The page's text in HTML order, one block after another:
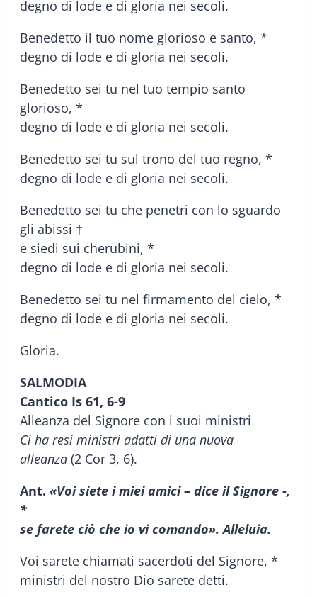
degno di lode e di gloria nei secoli.
Benedetto il tuo nome glorioso e santo, *
degno di lode e di gloria nei secoli.
Benedetto sei tu nel tuo tempio santo
glorioso, *
degno di lode e di gloria nei secoli.
Benedetto sei tu sul trono del tuo regno, *
degno di lode e di gloria nei secoli.
Benedetto sei tu che penetri con lo sguardo
gli abissi †
e siedi sui cherubini, *
degno di lode e di gloria nei secoli.
Benedetto sei tu nel firmamento del cielo, *
degno di lode e di gloria nei secoli.
Gloria.
SALMODIA
Cantico Is 61, 6-9
Alleanza del Signore con i suoi ministri
Ci ha resi ministri adatti di una nuova
alleanza (2 Cor 3, 6).
Ant. «Voi siete i miei amici – dice il Signore -,
*
se farete ciò che io vi comando». Alleluia.
Voi sarete chiamati sacerdoti del Signore, *
ministri del nostro Dio sarete detti.